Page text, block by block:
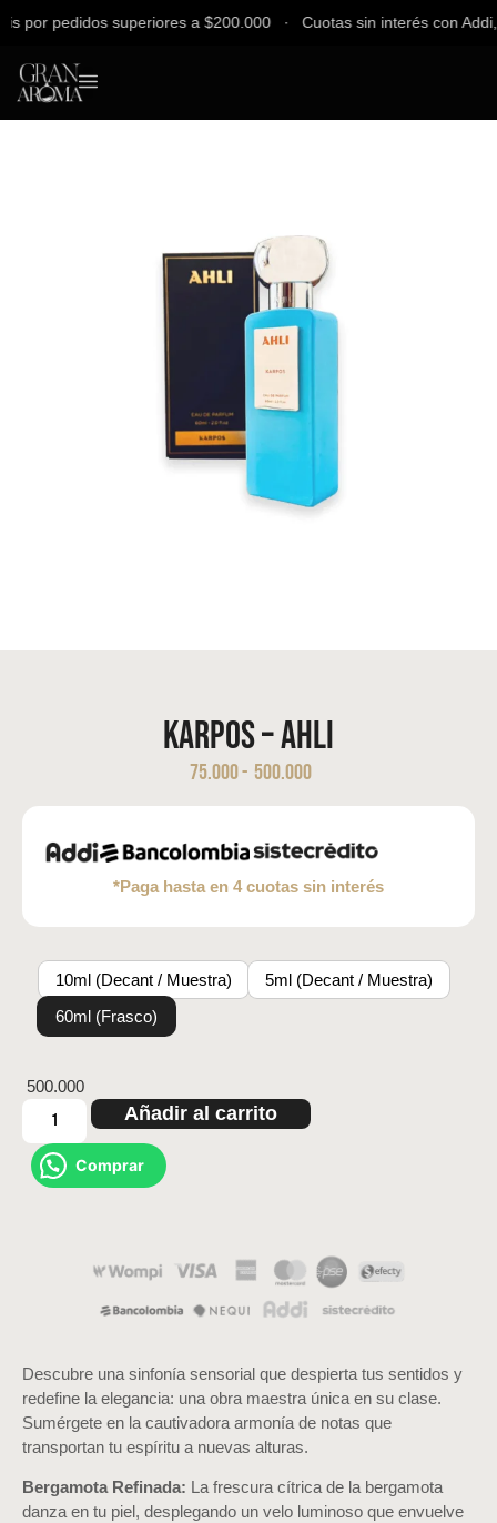
pedidos superiores a $200.000 ∙ Cuotas sin interés con Addi,
KARPOS – AHLI
75.000- 500.000
*Paga hasta en 4 cuotas sin interés
10ml (Decant / Muestra)
5ml (Decant / Muestra)
60ml (Frasco)
500.000
Añadir al carrito
Comprar
Descubre una sinfonía sensorial que despierta tus sentidos y
redefine la elegancia: una obra maestra única en su clase.
Sumérgete en la cautivadora armonía de notas que
transportan tu espíritu a nuevas alturas.
Bergamota Refinada: La frescura cítrica de la bergamota
danza en tu piel, desplegando un velo luminoso que envuelve